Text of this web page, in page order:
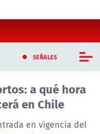
SEÑALES
a qué hora
en Chile
en vigencia del